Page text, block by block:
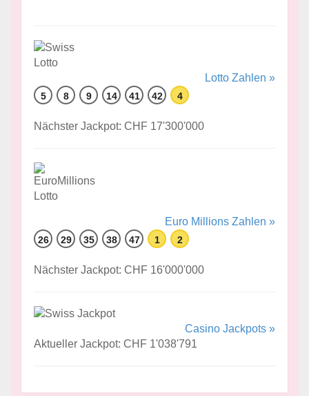
Lotto Zahlen »
5 8 9 14 41 42 4
Nächster Jackpot: CHF 17'300'000
Euro Millions Zahlen »
26 29 35 38 47 1 2
Nächster Jackpot: CHF 16'000'000
Casino Jackpots »
Aktueller Jackpot: CHF 1'038'791